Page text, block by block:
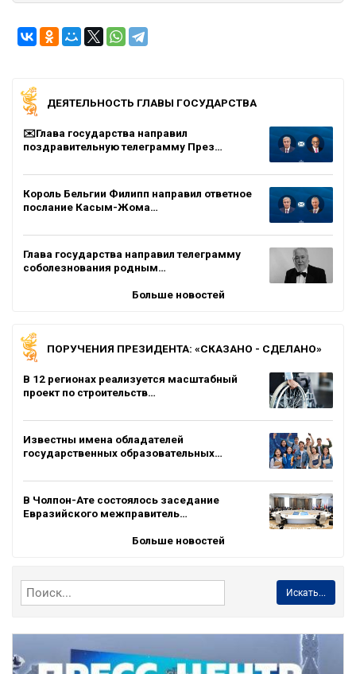
ДЕЯТЕЛЬНОСТЬ ГЛАВЫ ГОСУДАРСТВА
✉️Глава государства направил
поздравительную телеграмму През…
Король Бельгии Филипп направил ответное
послание Касым-Жома…
Глава государства направил телеграмму
соболезнования родным…
Больше новостей
ПОРУЧЕНИЯ ПРЕЗИДЕНТА: «СКАЗАНО - СДЕЛАНО»
В 12 регионах реализуется масштабный
проект по строительств…
Известны имена обладателей
государственных образовательных…
В Чолпон-Ате состоялось заседание
Евразийского межправитель…
Больше новостей
Искать...